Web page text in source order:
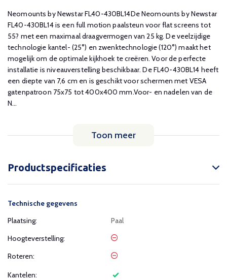
Neomounts by Newstar FL40-430BL14De Neomounts by Newstar
FL40-430BL14 is een full motion paalsteun voor flat screens tot
55? met een maximaal draagvermogen van 25 kg. De veelzijdige
technologie kantel- (25°) en zwenktechnologie (120°) maakt het
mogelijk om de optimale kijkhoek te creëren. Voor de perfecte
installatie is niveauverstelling beschikbaar. De FL40-430BL14 heeft
een diepte van 7,6 cm en is geschikt voor schermen met VESA
gatenpatroon 75x75 tot 400x400 mm.Voor- en nadelen van de
N...
Toon meer
Productspecificaties
Technische gegevens
Plaatsing:
Paal
Hoogteverstelling:
Roteren:
Kantelen: